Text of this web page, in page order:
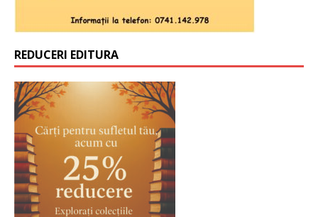
REDUCERI EDITURA